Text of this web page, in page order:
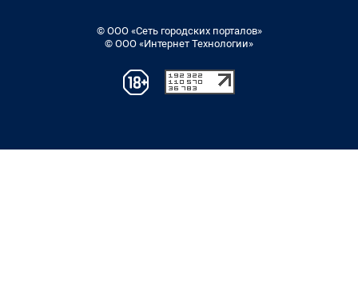
© ООО «Сеть городских порталов»
© ООО «Интернет Технологии»